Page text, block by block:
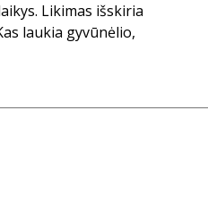
Likimas išskiria
laukia gyvūnėlio,